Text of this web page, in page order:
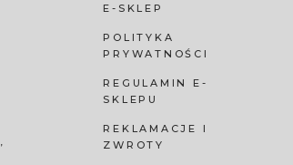
E-SKLEP
POLITYKA
PRYWATNOŚCI
REGULAMIN E-
SKLEPU
REKLAMACJE I
ZWROTY